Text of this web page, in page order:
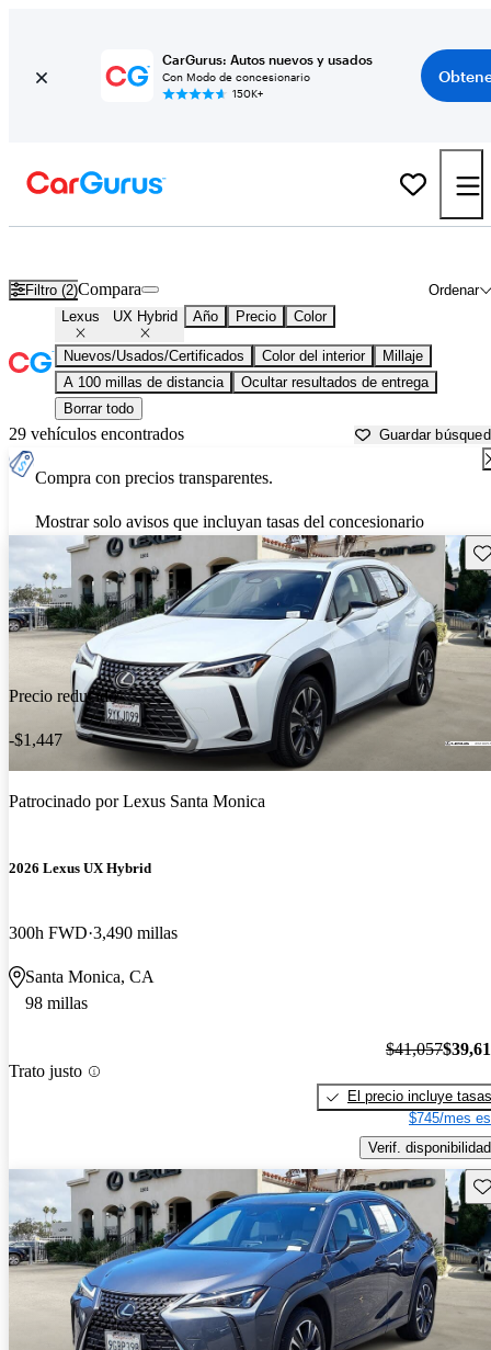
CarGurus: Autos nuevos y usados
Con Modo de concesionario
150K+
Filtro (2) Ordenar
Compara
Lexus UX Hybrid Año Precio Color
Nuevos/Usados/Certificados Color del interior
Millaje
A 100 millas de distancia
Ocultar resultados de entrega
Borrar todo
29 vehículos encontrados Guardar
Compra con precios transparentes.
Mostrar solo avisos que incluyan tasas del concesionario
Precio reducido
-$1,447
Patrocinado porLexus Santa Monica
2026 Lexus UX Hybrid
300h FWD 3,490 millas
Santa Monica, CA
98 millas
Trato justo
$41,057
El precio incluye tasas
$745/mes
Verif. disponibilidad